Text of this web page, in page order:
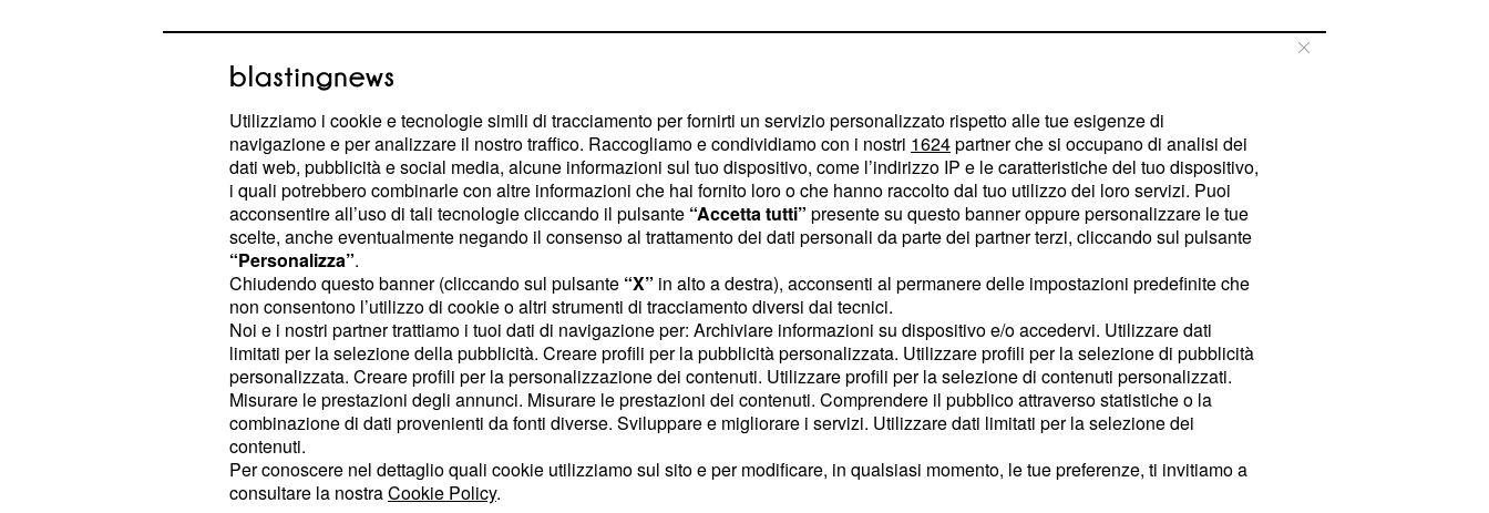
Calciomercato Juventus, Dybala
potrebbe salutare i bianconeri se
non venisse raggiunto l'accordo
relativo al suo compenso
Gli uomini di mercato dellaJuventus, secondo quanto
riportato sul portale Vi Sport, potrebbero cedere durante
questa campagna acquistiPaulo Dybalaa fronte delle
difficoltà incontrate nelle trattative per il rinnovo del suo
contratto in scadenza nel 2022. L'attaccante vorrebbe il
doppio dell'attuale stipendio e la società, che deve far
quadrare i conti dopo l'eliminazione precoce agli ottavi di
Champions League, non potrebbe permettersi attualmente
Utilizziamo i cookie e tecnologie simili di tracciamento per fornirti un servizio personalizzato rispetto alle tue esigenze di
navigazione e per analizzare il nostro traffico. Raccogliamo e condividiamo con i nostri 1624partner che si occupano di analisi dei
dati web, pubblicità e social media, alcune informazioni sul tuo dispositivo, come l’indirizzo IP e le caratteristiche del tuo dispositivo,
i quali potrebbero combinarle con altre informazioni che hai fornito loro o che hanno raccolto dal tuo utilizzo dei loro servizi. Puoi
acconsentire all’uso di tali tecnologie cliccando il pulsante “Accetta tutti” presente su questo banner oppure personalizzare le tue
scelte, anche eventualmente negando il consenso al trattamento dei dati personali da parte dei partner terzi, cliccando sul pulsante
“Personalizza”.
Chiudendo questo banner (cliccando sul pulsante “X” in alto a destra), acconsenti al permanere delle impostazioni predefinite che
non consentono l’utilizzo di cookie o altri strumenti di tracciamento diversi dai tecnici.
Noi e i nostri partner trattiamo i tuoi dati di navigazione per: Archiviare informazioni su dispositivo e/o accedervi. Utilizzare dati
limitati per la selezione della pubblicità. Creare profili per la pubblicità personalizzata. Utilizzare profili per la selezione di pubblicità
personalizzata. Creare profili per la personalizzazione dei contenuti. Utilizzare profili per la selezione di contenuti personalizzati.
Misurare le prestazioni degli annunci. Misurare le prestazioni dei contenuti. Comprendere il pubblico attraverso statistiche o la
combinazione di dati provenienti da fonti diverse. Sviluppare e migliorare i servizi. Utilizzare dati limitati per la selezione dei
contenuti.
Per conoscere nel dettaglio quali cookie utilizziamo sul sito e per modificare, in qualsiasi momento, le tue preferenze, ti invitiamo a
consultare la nostraCookie Policy.